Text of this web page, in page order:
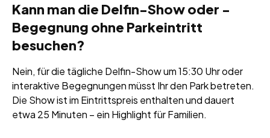
Kann man die Delfin-Show oder -
Begegnung ohne Parkeintritt
besuchen?
Nein, für die tägliche Delfin-Show um 15:30 Uhr oder
interaktive Begegnungen müsst Ihr den Park betreten.
Die Show ist im Eintrittspreis enthalten und dauert
etwa 25 Minuten – ein Highlight für Familien.